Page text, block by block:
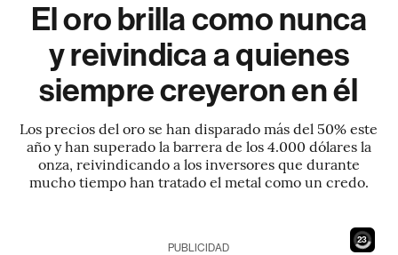
El oro brilla como nunca
y reivindica a quienes
siempre creyeron en él
Los precios del oro se han disparado más del 50% este
año y han superado la barrera de los 4.000 dólares la
onza, reivindicando a los inversores que durante
mucho tiempo han tratado el metal como un credo.
21
PUBLICIDAD